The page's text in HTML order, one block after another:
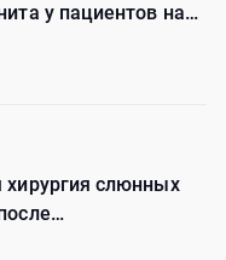
у пациентов на
хирургия слюнных